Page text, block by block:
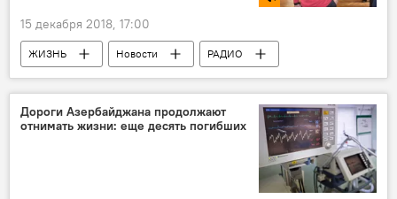
15 декабря 2018, 17:00
ЖИЗНЬ Новости
РАДИО
МУЛЬТИМЕДИА
Культура
Дороги Азербайджана продолжают
отнимать жизни: еще десять погибших